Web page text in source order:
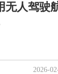
无人驾驶
2026-